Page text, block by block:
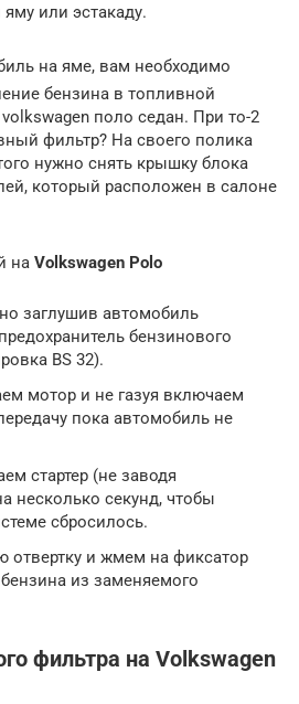
или эстакаду.
на яме, вам необходимо
бензина в топливной
поло седан. При то-2
фильтр? На своего полика
нужно снять крышку блока
который расположен в салоне
на Volkswagen Polo
заглушив автомобиль
бензинового
BS 32).
мотор и не газуя включаем
пока автомобиль не
стартер (не заводя
несколько секунд, чтобы
сбросилось.
отвертку и жмем на фиксатор
из заменяемого
фильтра на Volkswagen